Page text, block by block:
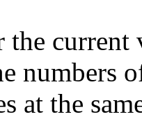
the
numbers
at the